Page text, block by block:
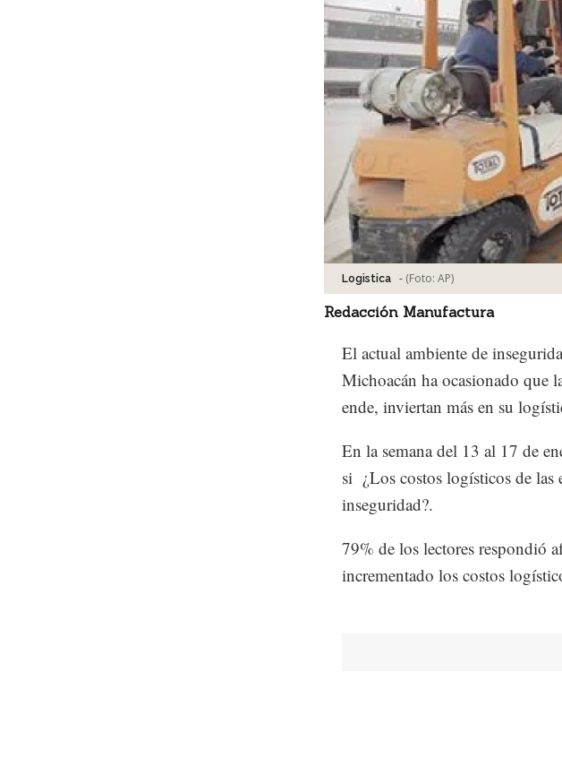
Logistica - (Foto: AP)
Redacción Manufactura
El actual ambiente de
Michoacán ha ocasionado que
ende, inviertan más en su
En la semana del 13 al 17 de
si ¿Los costos logísticos de las
inseguridad?.
79% de los lectores respondió
incrementado los costos